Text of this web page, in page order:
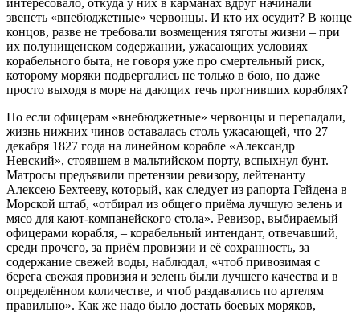
звенеть «внебюджетные» червонцы. И кто их осудит? В конце
концов, разве не требовали возмещения тяготы жизни – при
их полунищенском содержании, ужасающих условиях
корабельного быта, не говоря уже про смертельный риск,
которому моряки подвергались не только в бою, но даже
просто выходя в море на дающих течь прогнивших кораблях?
Но если офицерам «внебюджетные» червонцы и перепадали,
жизнь нижних чинов оставалась столь ужасающей, что 27
декабря 1827 года на линейном корабле «Александр
Невский», стоявшем в мальтийском порту, вспыхнул бунт.
Матросы предъявили претензии ревизору, лейтенанту
Алексею Бехтееву, который, как следует из рапорта Гейдена в
Морской штаб, «отбирал из общего приёма лучшую зелень и
мясо для кают-компанейского стола». Ревизор, выбираемый
офицерами корабля, – корабельный интендант, отвечавший,
среди прочего, за приём провизии и её сохранность, за
содержание свежей воды, наблюдал, «чтоб привозимая с
берега свежая провизия и зелень были лучшего качества и в
определённом количестве, и чтоб раздавались по артелям
правильно». Как же надо было достать боевых моряков,